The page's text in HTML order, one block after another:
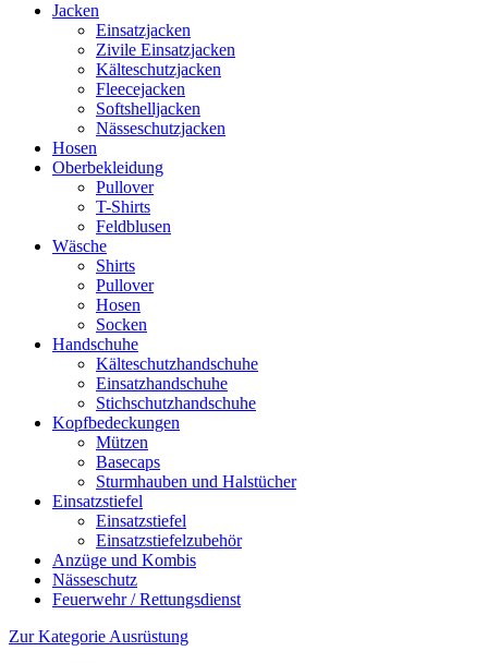
Jacken
Einsatzjacken
Zivile Einsatzjacken
Kälteschutzjacken
Fleecejacken
Softshelljacken
Nässeschutzjacken
Hosen
Oberbekleidung
Pullover
T-Shirts
Feldblusen
Wäsche
Shirts
Pullover
Hosen
Socken
Handschuhe
Kälteschutzhandschuhe
Einsatzhandschuhe
Stichschutzhandschuhe
Kopfbedeckungen
Mützen
Basecaps
Sturmhauben und Halstücher
Einsatzstiefel
Einsatzstiefel
Einsatzstiefelzubehör
Anzüge und Kombis
Nässeschutz
Feuerwehr / Rettungsdienst
Zur Kategorie Ausrüstung